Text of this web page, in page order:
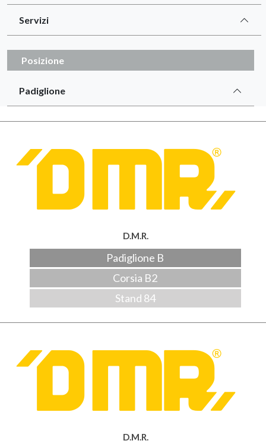
Servizi
Posizione
Padiglione
D.M.R.
Padiglione B
Corsia B2
Stand 84
D.M.R.